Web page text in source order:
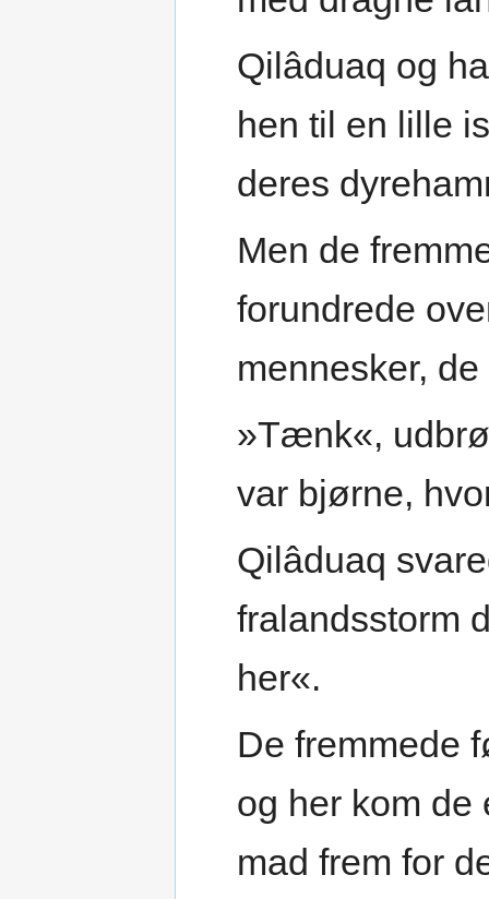
Qilâduaq og
hen til en lille
deres
Men de
forundrede
mennesker, de
»Tænk«,
var bjørne,
Qilâduaq
fralandsstorm
her«.
De fremmede
og her kom de
mad frem for